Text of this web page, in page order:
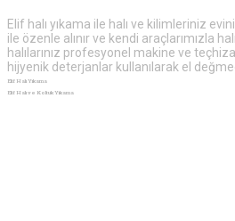
Elif halı yıkama ile halı ve kilimleriniz
ile özenle alınır ve kendi araçlarımızla
halılarınız profesyonel makine ve
hijyenik deterjanlar kullanılarak el
Elif Halı Yıkama
Elif Halı ve Koltuk Yıkama